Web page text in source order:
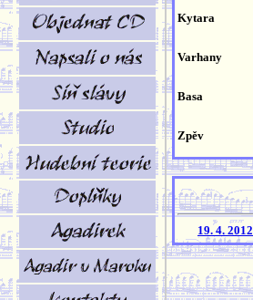
Kytara
Varhany
Basa
Zpěv
19. 4. 2012